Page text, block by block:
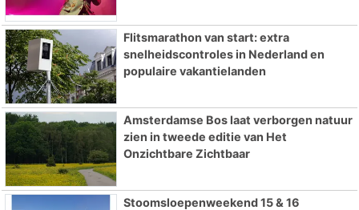
Flitsmarathon van start: extra
snelheidscontroles in Nederland en
populaire vakantielanden
Amsterdamse Bos laat verborgen natuur
zien in tweede editie van Het
Onzichtbare Zichtbaar
Stoomsloepenweekend 15 & 16